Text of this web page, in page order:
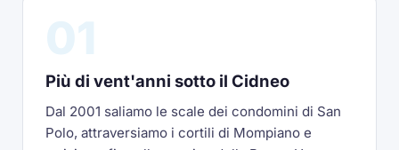
Più di vent'anni sotto il Cidneo
Dal 2001 saliamo le scale dei condomini di San
Polo, attraversiamo i cortili di Mompiano e